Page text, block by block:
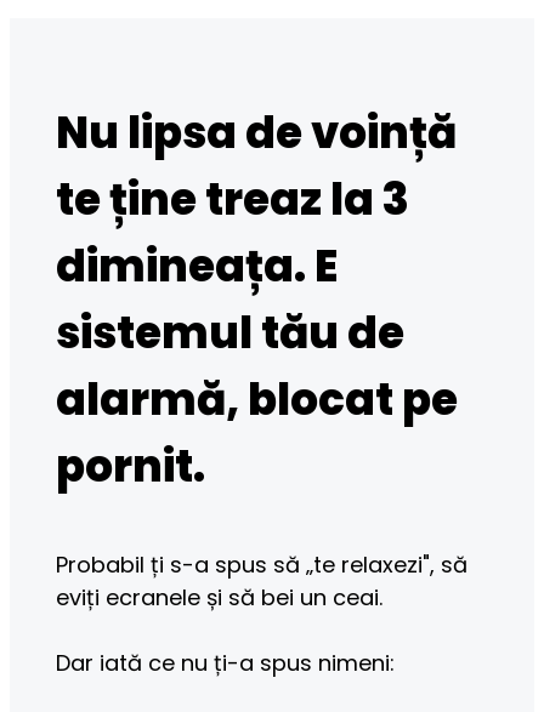
Nu lipsa de voință
te ține treaz la 3
dimineața. E
sistemul tău de
alarmă, blocat pe
pornit.
Probabil ți s-a spus să „te relaxezi", să
eviți ecranele și să bei un ceai.
Dar iată ce nu ți-a spus nimeni: